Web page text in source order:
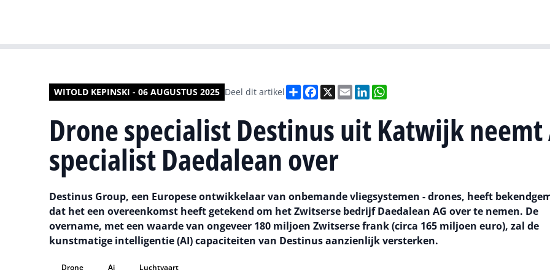
WITOLD KEPINSKI - 06 AUGUSTUS 2025 Deel dit artikel DeelFacebook
X EmailLinkedIn
Drone specialist Destinus uit Katwijk neemt
specialist Daedalean over
Destinus Group, een Europese ontwikkelaar van onbemande vliegsystemen - drones, heeft
dat het een overeenkomst heeft getekend om het Zwitserse bedrijf Daedalean AG over te nemen. De
overname, met een waarde van ongeveer 180 miljoen Zwitserse frank (circa 165 miljoen euro), zal de
kunstmatige intelligentie (AI) capaciteiten van Destinus aanzienlijk versterken.
Drone Ai Luchtvaart